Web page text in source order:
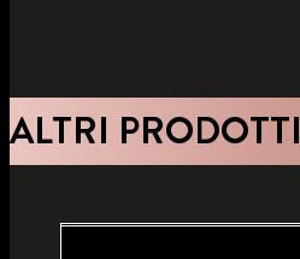
ALTRI PRODOTTI